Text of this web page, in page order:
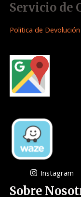
Servicio de
Politica de Devolución
Instagram
Sobre